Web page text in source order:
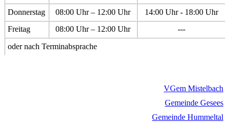
Donnerstag
08:00 Uhr – 12:00 Uhr
14:00 Uhr - 18:00 Uhr
Freitag
08:00 Uhr – 12:00 Uhr
---
oder nach Terminabsprache
VGem Mistelbach
Gemeinde Gesees
Gemeinde Hummeltal